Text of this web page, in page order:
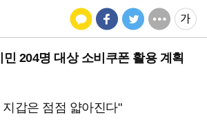
204명 대상 소비쿠폰 활용 계획
갑은 점점 얇아진다"